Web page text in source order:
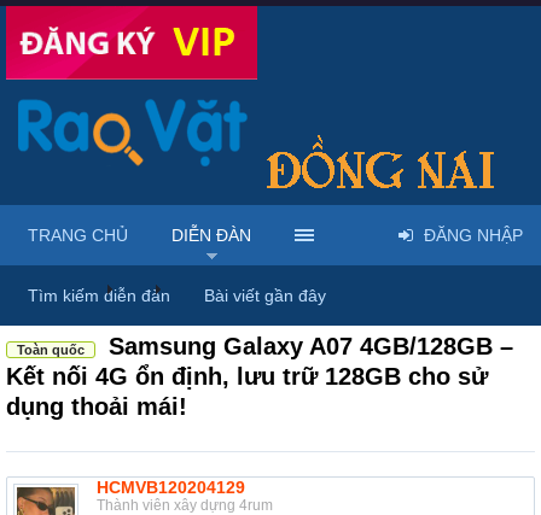
Diễn đàn ... Mua bán & sửa điện thoại
Toàn quốc
Samsung Galaxy A07 4GB/128GB –
Kết nối 4G ổn định, lưu trữ 128GB cho sử
dụng thoải mái!
HCMVB120204129
Thành viên xây dựng 4rum
TRANG CHỦ DIỄN ĐÀN
Tìm kiếm diễn đàn Bài viết gần đây
ĐĂNG NHẬP